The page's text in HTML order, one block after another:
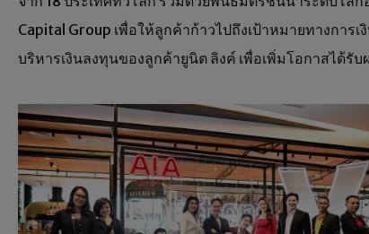
Capital Group เพื่อให้ลูกค้าก้าวไปถึงเป้าหมายทางการ
บริหารเงินลงทุนของลูกค้ายูนิต ลิงค์ เพื่อเพิ่มโอกาสได้รั